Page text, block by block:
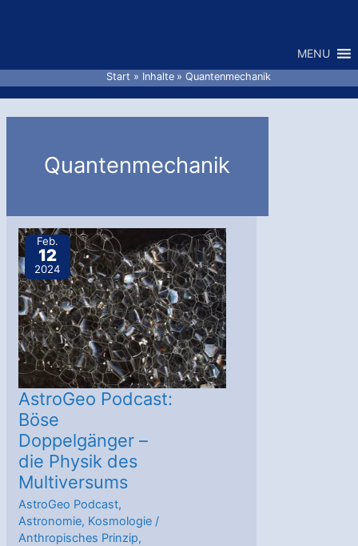
MENU
Start Inhalte Quantenmechanik
Quantenmechanik
Feb.
12
2024
AstroGeo Podcast:
Böse
Doppelgänger –
die Physik des
Multiversums
AstroGeo Podcast,
Astronomie, Kosmologie /
Anthropisches Prinzip,